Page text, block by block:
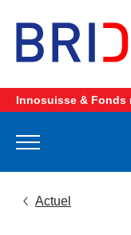
Innosuisse & Fonds
Actuel